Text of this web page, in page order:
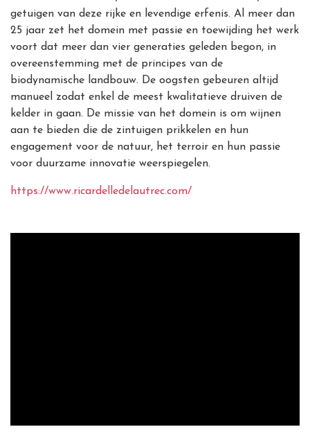
getuigen van deze rijke en levendige erfenis. Al meer dan
25 jaar zet het domein met passie en toewijding het werk
voort dat meer dan vier generaties geleden begon, in
overeenstemming met de principes van de
biodynamische landbouw. De oogsten gebeuren altijd
manueel zodat enkel de meest kwalitatieve druiven de
kelder in gaan. De missie van het domein is om wijnen
aan te bieden die de zintuigen prikkelen en hun
engagement voor de natuur, het terroir en hun passie
voor duurzame innovatie weerspiegelen.
https://www.ricardelledelautrec.com/